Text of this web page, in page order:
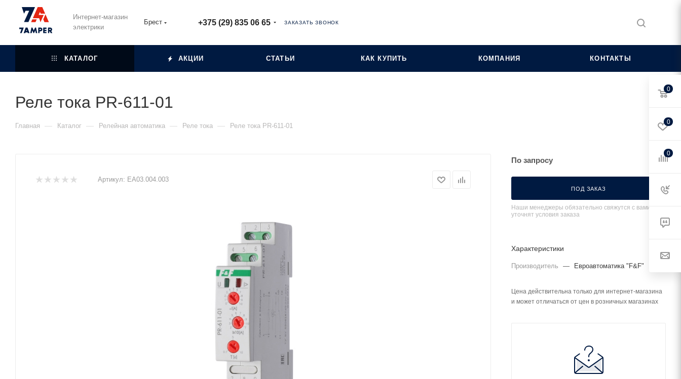
Интернет-магазин
электрики
Брест +375 (29) 835 06 65 ЗАКАЗАТЬ ЗВОНОК
КАТАЛОГ АКЦИИ СТАТЬИ КАК КУПИТЬ КОМПАНИЯ КОНТАКТЫ
Реле тока PR-611-01
Главная — Каталог — Релейная автоматика — Реле тока — Реле тока PR-611-01
Артикул: ЕА03.004.003
По запросу
ПОД ЗАКАЗ
Наши менеджеры обязательно свяжутся с вами и
уточнят условия заказа
Характеристики
Производитель — Евроавтоматика "F&F"
Цена действительна только для интернет-магазина
и может отличаться от цен в розничных магазинах
0
0
0